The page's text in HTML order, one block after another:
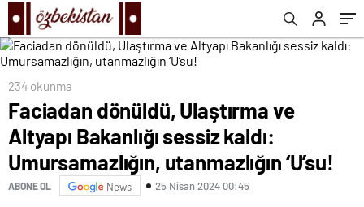
utanmazlığın ‘U’su!
234 okunma
Faciadan dönüldü, Ulaştırma ve
Altyapı Bakanlığı sessiz kaldı:
Umursamazlığın, utanmazlığın ‘U’su!
ABONE OL News 25 Nisan 2024 00:45